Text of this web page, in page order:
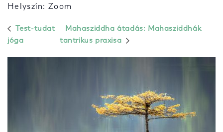
Helyszín: Zoom
Test-tudat
jóga
Mahasziddha átadás: Mahasziddhák
tantrikus praxisa